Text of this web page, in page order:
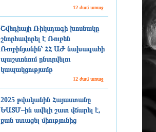
12 ժամ առաջ
Շվեդիայի Ռիկսդագի խոսնակը
շնորհավորել է Ռուբեն
Ռուբինյանին՝ ՀՀ ԱԺ նախագահի
պաշտոնում ընտրվելու
կապակցությամբ
12 ժամ առաջ
2025 թվականին Հայաստանը
ԵԱՏՄ–ին ավելի շատ վճարել է,
քան ստացել միությունից